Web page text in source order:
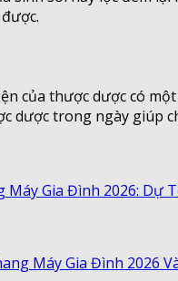
của thược dược có
dược trong ngày giúp
Máy Gia Đình 2026: Dự
Máy Gia Đình 2026